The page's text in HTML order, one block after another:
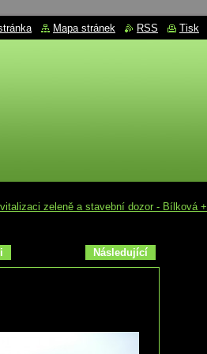
zeleně a stavební dozor - Bílková +
Následující
Mapa stránek RSS Tisk